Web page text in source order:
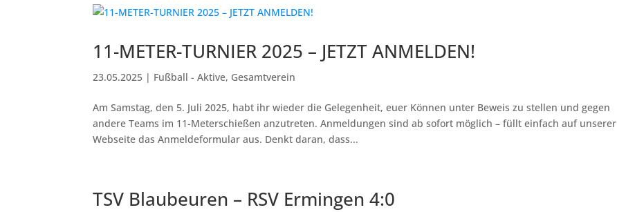
11-METER-TURNIER 2025 – JETZT ANMELDEN!
23.05.2025 | Fußball - Aktive, Gesamtverein
Am Samstag, den 5. Juli 2025, habt ihr wieder die Gelegenheit, euer Können unter Beweis zu stellen und gegen
andere Teams im 11-Meterschießen anzutreten. Anmeldungen sind ab sofort möglich – füllt einfach auf unserer
Webseite das Anmeldeformular aus. Denkt daran, dass...
TSV Blaubeuren – RSV Ermingen 4:0